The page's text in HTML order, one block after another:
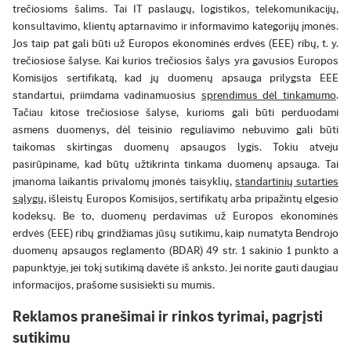
trečiosioms šalims. Tai IT paslaugų, logistikos, telekomunikacijų,
konsultavimo, klientų aptarnavimo ir informavimo kategorijų įmonės.
Jos taip pat gali būti už Europos ekonominės erdvės (EEE) ribų, t. y.
trečiosiose šalyse. Kai kurios trečiosios šalys yra gavusios Europos
Komisijos sertifikatą, kad jų duomenų apsauga prilygsta EEE
standartui, priimdama vadinamuosius sprendimus dėl tinkamumo.
Tačiau kitose trečiosiose šalyse, kurioms gali būti perduodami
asmens duomenys, dėl teisinio reguliavimo nebuvimo gali būti
taikomas skirtingas duomenų apsaugos lygis. Tokiu atveju
pasirūpiname, kad būtų užtikrinta tinkama duomenų apsauga. Tai
įmanoma laikantis privalomų įmonės taisyklių,standartinių sutarties
sąlygų, išleistų Europos Komisijos, sertifikatų arba pripažintų elgesio
kodeksų. Be to, duomenų perdavimas už Europos ekonominės
erdvės (EEE) ribų grindžiamas jūsų sutikimu, kaip numatyta Bendrojo
duomenų apsaugos reglamento (BDAR) 49 str. 1 sakinio 1 punkto a
papunktyje, jei tokį sutikimą davėte iš anksto. Jei norite gauti daugiau
informacijos, prašome susisiekti su mumis.
Reklamos pranešimai ir rinkos tyrimai, pagrįsti
sutikimu